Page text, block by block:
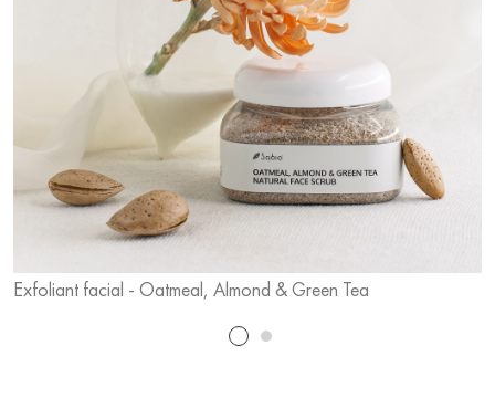
Exfoliant facial - Oatmeal, Almond & Green Tea